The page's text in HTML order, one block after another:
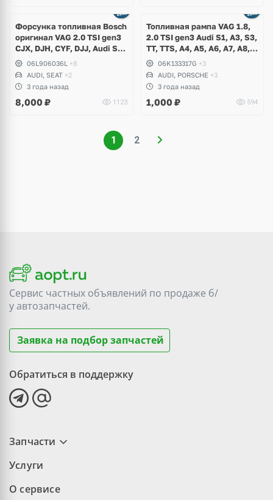
Форсунка топливная Bosch
оригинал VAG 2.0 TSI gen3
CJX, DJH, CYF, DJJ, Audi S3,
TTS, Volkswagen Arteon,
Golf 7 R, Passat, Skoda
Superb, Seat Ateca, Leon
Cupra
06L906036L
+8
AUDI, SEAT +2
3 года назад
8,000 ₽ 1123
Топливная рампа VAG 1.8,
2.0 TSI gen3 Audi S1, A3, S3,
TT, TTS, A4, A5, A6, A7, A8,
Q3, Q5, Q7, Volkswagen
Arteon, Passat, Golf 7 R, GTI,
Beetle, Scirocco, Tiguan,
Skoda Octavia, Superb,
Seat
06K133317G +3
AUDI, PORSCHE +3
3 года назад
1,000 ₽ 594
1 2
Сервис частных объявлений по продаже б/
уавтозапчастей.
Заявка на подбор запчастей
Обратиться в поддержку
Запчасти
Услуги
О сервисе